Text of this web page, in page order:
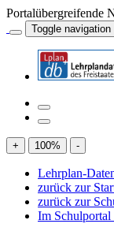
Portalübergreifende
Toggle navigation
+ 100% -
Lehrplan-
zurück zur
zurück zur
Im Schulportal